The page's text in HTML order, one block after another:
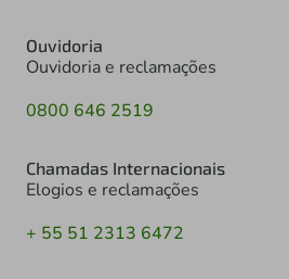
Ouvidoria
Ouvidoria e reclamações
0800 646 2519
Chamadas Internacionais
Elogios e reclamações
+ 55 51 2313 6472